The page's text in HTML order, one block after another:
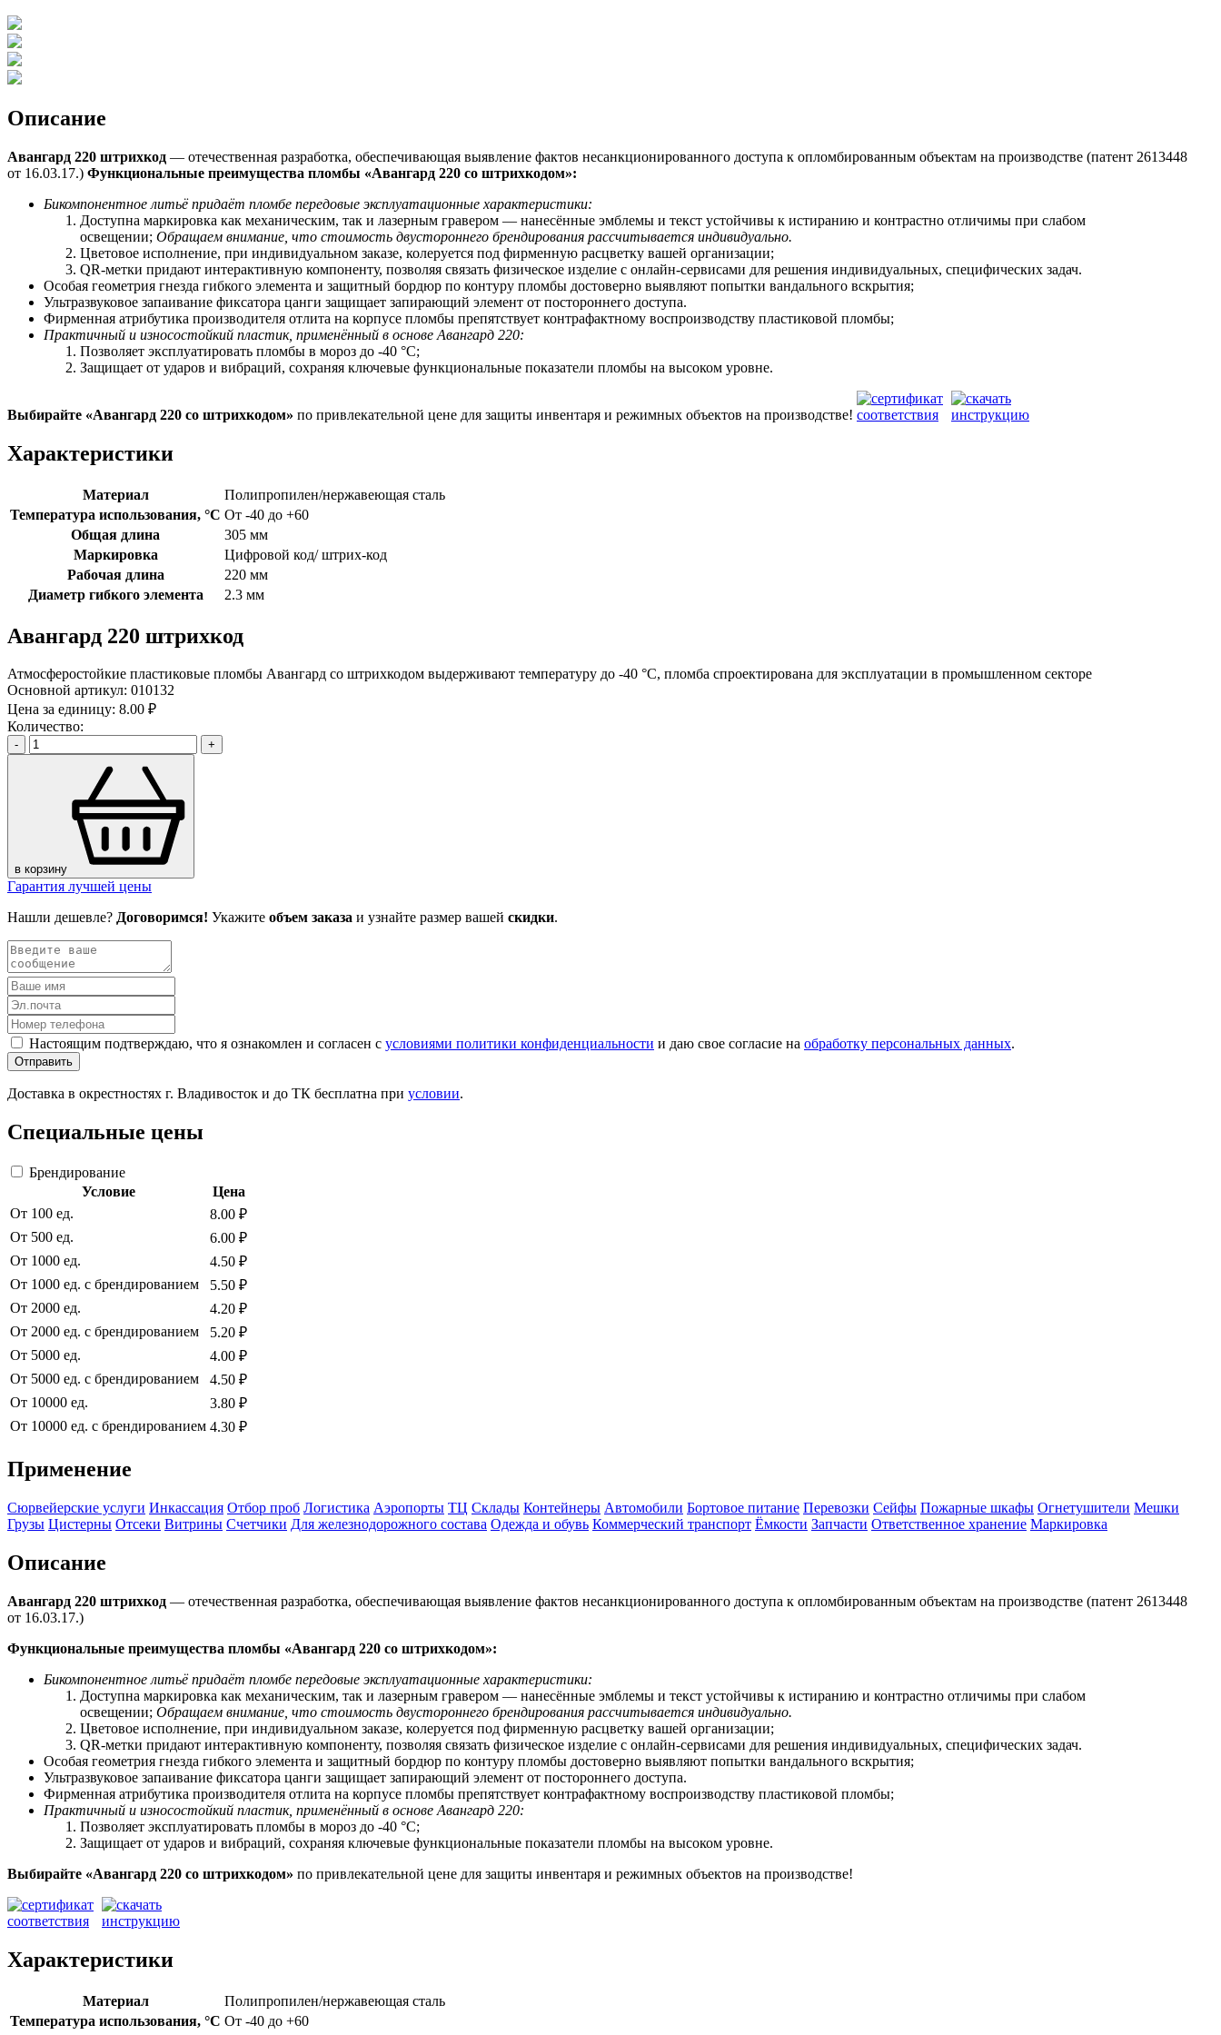
Описание
Авангард 220 штрихкод — отечественная разработка, обеспечивающая выявление фактов несанкционированного доступа к опломбированным объектам на производстве (патент 2613448
от 16.03.17.) Функциональные преимущества пломбы «Авангард 220 со штрихкодом»:
Бикомпонентное литьё придаёт пломбе передовые эксплуатационные характеристики:
Доступна маркировка как механическим, так и лазерным гравером — нанесённые эмблемы и текст устойчивы к истиранию и контрастно отличимы при слабом
освещении; Обращаем внимание, что стоимость двустороннего брендирования рассчитывается индивидуально.
Цветовое исполнение, при индивидуальном заказе, колеруется под фирменную расцветку вашей организации;
QR-метки придают интерактивную компоненту, позволяя связать физическое изделие с онлайн-сервисами для решения индивидуальных, специфических задач.
Особая геометрия гнезда гибкого элемента и защитный бордюр по контуру пломбы достоверно выявляют попытки вандального вскрытия;
Ультразвуковое запаивание фиксатора цанги защищает запирающий элемент от постороннего доступа.
Фирменная атрибутика производителя отлита на корпусе пломбы препятствует контрафактному воспроизводству пластиковой пломбы;
Практичный и износостойкий пластик, применённый в основе Авангард 220:
Позволяет эксплуатировать пломбы в мороз до -40 °С;
Защищает от ударов и вибраций, сохраняя ключевые функциональные показатели пломбы на высоком уровне.
Выбирайте «Авангард 220 со штрихкодом» по привлекательной цене для защиты инвентаря и режимных объектов на производстве!
Характеристики
Материал
Полипропилен/нержавеющая сталь
Температура использования, °C От -40 до +60
Общая длина
305 мм
Маркировка
Цифровой код/ штрих-код
Рабочая длина
220 мм
Диаметр гибкого элемента
2.3 мм
Авангард 220 штрихкод
Атмосферостойкие пластиковые пломбы Авангард со штрихкодом выдерживают температуру до -40 °C, пломба спроектирована для эксплуатации в промышленном секторе
Основной артикул: 010132
Цена за единицу: 8.00 ₽
Количество:
- +
в корзину
Гарантия лучшей цены
Нашли дешевле? Договоримся! Укажите объем заказа и узнайте размер вашей скидки.
Настоящим подтверждаю, что я ознакомлен и согласен с условиями политики конфиденциальности и даю свое согласие на обработку персональных данных.
Отправить
Доставка в окрестностях г. Владивосток и до ТК бесплатна при условии.
Специальные цены
Брендирование
Условие
Цена
От 100 ед.
8.00 ₽
От 500 ед.
6.00 ₽
От 1000 ед.
4.50 ₽
От 1000 ед. с брендированием
5.50 ₽
От 2000 ед.
4.20 ₽
От 2000 ед. с брендированием
5.20 ₽
От 5000 ед.
4.00 ₽
От 5000 ед. с брендированием
4.50 ₽
От 10000 ед.
3.80 ₽
От 10000 ед. с брендированием 4.30 ₽
Применение
Сюрвейерские услуги Инкассация Отбор проб Логистика Аэропорты ТЦ Склады Контейнеры Автомобили Бортовое питание Перевозки Сейфы Пожарные шкафы Огнетушители Мешки
Грузы Цистерны Отсеки Витрины Счетчики Для железнодорожного состава Одежда и обувь Коммерческий транспорт Ёмкости Запчасти Ответственное хранение Маркировка
Описание
Авангард 220 штрихкод — отечественная разработка, обеспечивающая выявление фактов несанкционированного доступа к опломбированным объектам на производстве (патент 2613448
от 16.03.17.)
Функциональные преимущества пломбы «Авангард 220 со штрихкодом»:
Бикомпонентное литьё придаёт пломбе передовые эксплуатационные характеристики:
Доступна маркировка как механическим, так и лазерным гравером — нанесённые эмблемы и текст устойчивы к истиранию и контрастно отличимы при слабом
освещении; Обращаем внимание, что стоимость двустороннего брендирования рассчитывается индивидуально.
Цветовое исполнение, при индивидуальном заказе, колеруется под фирменную расцветку вашей организации;
QR-метки придают интерактивную компоненту, позволяя связать физическое изделие с онлайн-сервисами для решения индивидуальных, специфических задач.
Особая геометрия гнезда гибкого элемента и защитный бордюр по контуру пломбы достоверно выявляют попытки вандального вскрытия;
Ультразвуковое запаивание фиксатора цанги защищает запирающий элемент от постороннего доступа.
Фирменная атрибутика производителя отлита на корпусе пломбы препятствует контрафактному воспроизводству пластиковой пломбы;
Практичный и износостойкий пластик, применённый в основе Авангард 220:
Позволяет эксплуатировать пломбы в мороз до -40 °С;
Защищает от ударов и вибраций, сохраняя ключевые функциональные показатели пломбы на высоком уровне.
Выбирайте «Авангард 220 со штрихкодом» по привлекательной цене для защиты инвентаря и режимных объектов на производстве!
Характеристики
Материал
Полипропилен/нержавеющая сталь
Температура использования, °C От -40 до +60